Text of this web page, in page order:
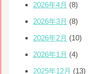
2026年4月 (8)
2026年3月 (8)
2026年2月 (10)
2026年1月 (4)
2025年12月 (13)